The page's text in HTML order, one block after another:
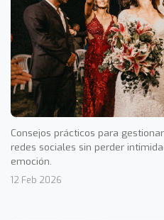
Consejos prácticos para
redes sociales sin perder
emoción.
12 Feb 2026